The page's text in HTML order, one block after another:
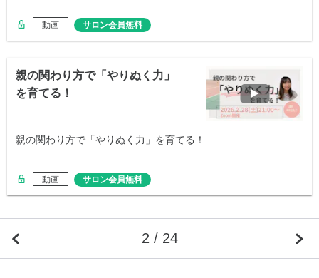
動画 サロン会員無料
親の関わり方で「やりぬく力」
を育てる！
親の関わり方で「やりぬく力」を育てる！
動画 サロン会員無料
2 / 24